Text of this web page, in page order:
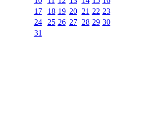
17
18 19 20 21 22 23
24
25 26 27 28 29 30
31